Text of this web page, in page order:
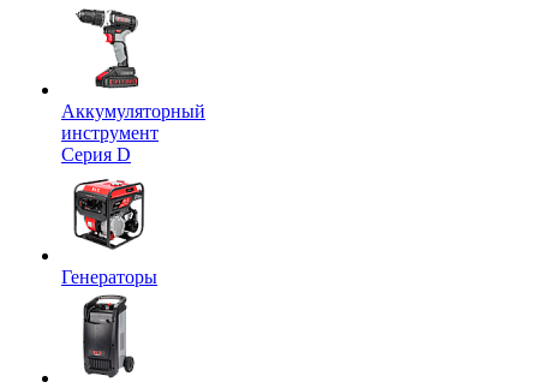
Аккумуляторный
инструмент
Серия D
Генераторы